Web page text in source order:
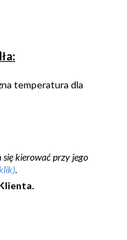
temperatura dla
się kierować przy jego
.